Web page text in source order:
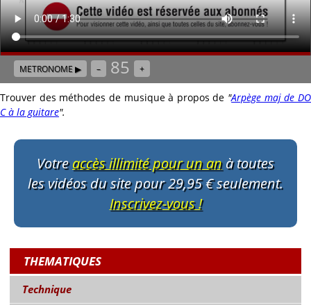
METRONOME ▶ – 85 +
Trouver des méthodes de musique à propos de "Arpège maj de DO
C à la guitare".
Votreaccès illimité pour un anà toutes
les vidéos du site pour 29,95 € seulement.
Inscrivez-vous !
THEMATIQUES
Technique